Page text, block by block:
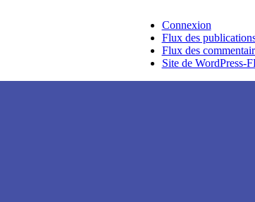
Connexion
Flux des
Flux des
Site de WordPress-